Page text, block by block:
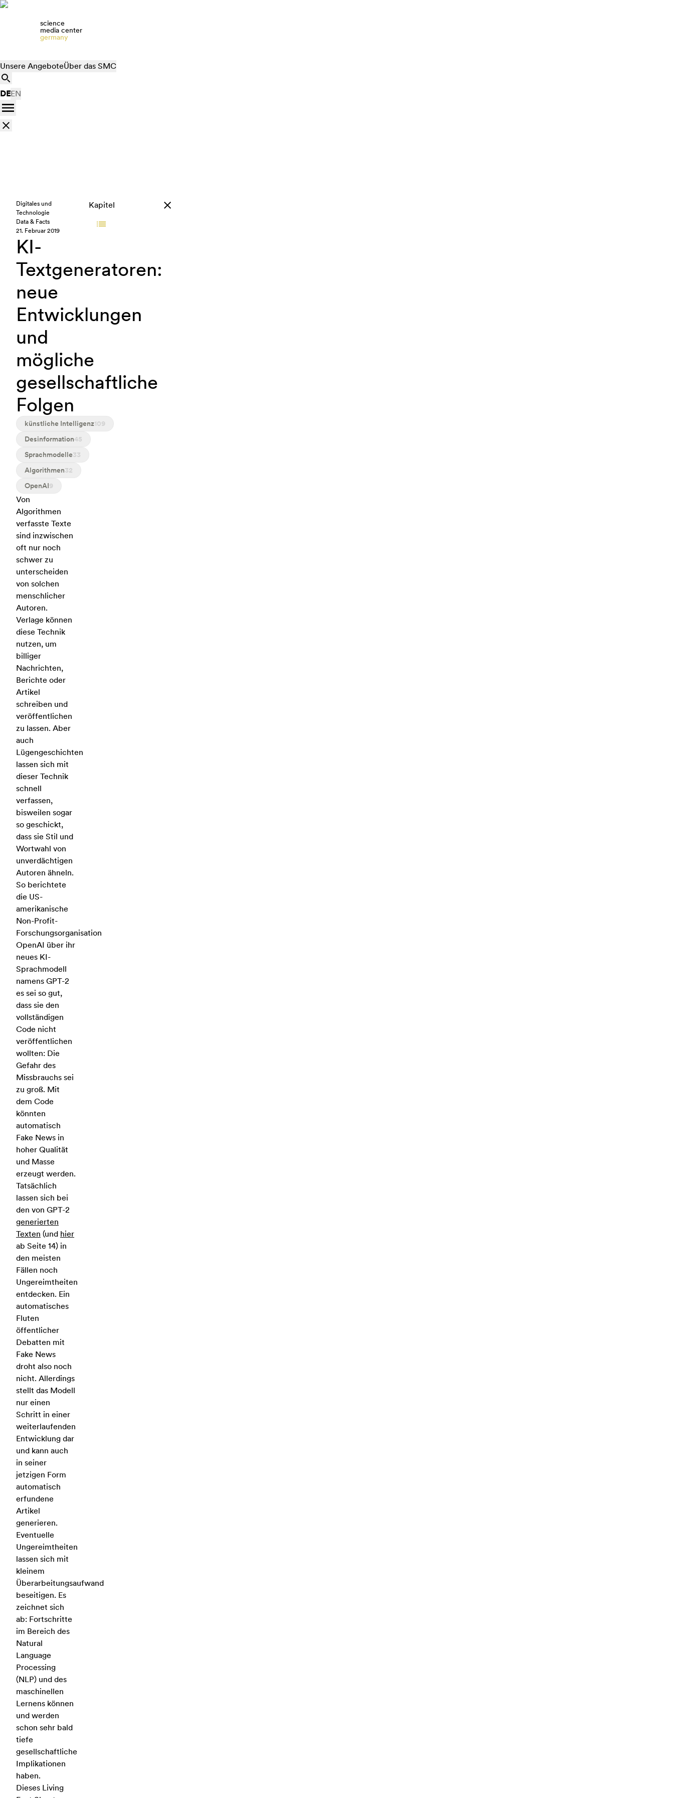
science
media center
germany
Unsere AngeboteÜber das SMC
DEEN
Digitales und
Technologie
Data & Facts
21. Februar 2019
KI-
Textgeneratoren:
neue
Entwicklungen
und
mögliche
gesellschaftliche
Folgen
künstliche Intelligenz109
Desinformation45
Sprachmodelle33
Algorithmen32
OpenAI9
Von
Algorithmen
verfasste Texte
sind inzwischen
oft nur noch
schwer zu
unterscheiden
von solchen
menschlicher
Autoren.
Verlage können
diese Technik
nutzen, um
billiger
Nachrichten,
Berichte oder
Artikel
schreiben und
veröffentlichen
zu lassen. Aber
auch
Lügengeschichten
lassen sich mit
dieser Technik
schnell
verfassen,
bisweilen sogar
so geschickt,
dass sie Stil und
Wortwahl von
unverdächtigen
Autoren ähneln.
So berichtete
die US-
amerikanische
Non-Profit-
Forschungsorganisation
OpenAI über ihr
neues KI-
Sprachmodell
namens GPT-2
es sei so gut,
dass sie den
vollständigen
Code nicht
veröffentlichen
wollten: Die
Gefahr des
Missbrauchs sei
zu groß. Mit
dem Code
könnten
automatisch
Fake News in
hoher Qualität
und Masse
erzeugt werden.
Tatsächlich
lassen sich bei
den von GPT-2
generierten
Texten (und hier
ab Seite 14) in
den meisten
Fällen noch
Ungereimtheiten
entdecken. Ein
automatisches
Fluten
öffentlicher
Debatten mit
Fake News
droht also noch
nicht. Allerdings
stellt das Modell
nur einen
Schritt in einer
weiterlaufenden
Entwicklung dar
und kann auch
in seiner
jetzigen Form
automatisch
erfundene
Artikel
generieren.
Eventuelle
Ungereimtheiten
lassen sich mit
kleinem
Überarbeitungsaufwand
beseitigen. Es
zeichnet sich
ab: Fortschritte
im Bereich des
Natural
Language
Processing
(NLP) und des
maschinellen
Lernens können
und werden
schon sehr bald
tiefe
gesellschaftliche
Implikationen
haben.
Dieses Living
Kapitel